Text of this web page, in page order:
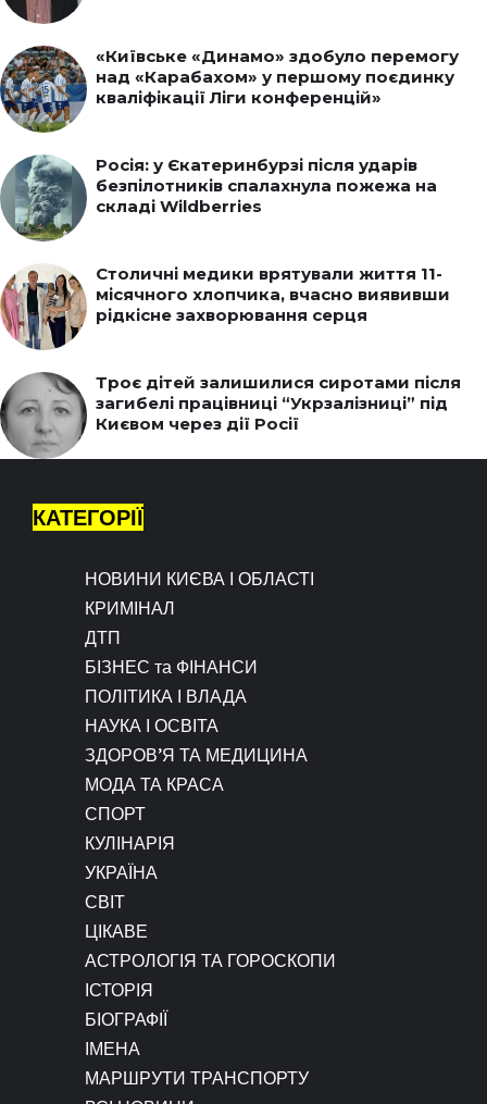
«Київське «Динамо» здобуло перемогу
над «Карабахом» у першому поєдинку
кваліфікації Ліги конференцій»
Росія: у Єкатеринбурзі після ударів
безпілотників спалахнула пожежа на
складі Wildberries
Столичні медики врятували життя 11-
місячного хлопчика, вчасно виявивши
рідкісне захворювання серця
Троє дітей залишилися сиротами після
загибелі працівниці “Укрзалізниці” під
Києвом через дії Росії
КАТЕГОРІЇ
НОВИНИ КИЄВА І ОБЛАСТІ
КРИМІНАЛ
ДТП
БІЗНЕС та ФІНАНСИ
ПОЛІТИКА І ВЛАДА
НАУКА І ОСВІТА
ЗДОРОВ’Я ТА МЕДИЦИНА
МОДА ТА КРАСА
СПОРТ
КУЛІНАРІЯ
УКРАЇНА
СВІТ
ЦІКАВЕ
АСТРОЛОГІЯ ТА ГОРОСКОПИ
ІСТОРІЯ
БІОГРАФІЇ
ІМЕНА
МАРШРУТИ ТРАНСПОРТУ